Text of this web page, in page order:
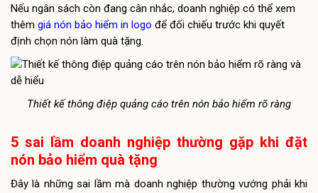
Nếu ngân sách còn đang cân nhắc, doanh nghiệp có thể xem
thêm giá nón bảo hiểm in logo để đối chiếu trước khi quyết
định chọn nón làm quà tặng.
Thiết kế thông điệp quảng cáo trên nón bảo hiểm rõ ràng
5 sai lầm doanh nghiệp thường gặp khi đặt
nón bảo hiểm quà tặng
Đây là những sai lầm mà doanh nghiệp thường vướng phải khi